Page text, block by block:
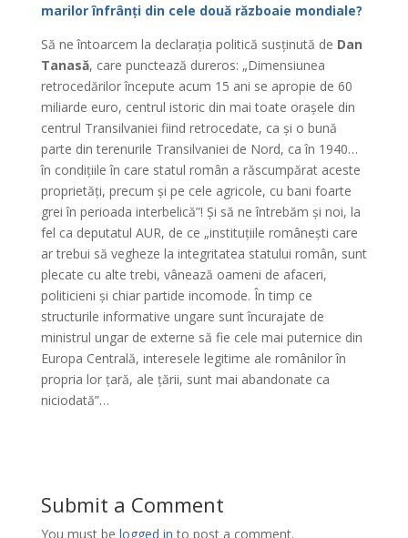
marilor înfrânți din cele două războaie mondiale?
Să ne întoarcem la declarația politică susținută de Dan
Tanasă, care punctează dureros: „Dimensiunea
retrocedărilor începute acum 15 ani se apropie de 60
miliarde euro, centrul istoric din mai toate orașele din
centrul Transilvaniei fiind retrocedate, ca și o bună
parte din terenurile Transilvaniei de Nord, ca în 1940…
în condițiile în care statul român a răscumpărat aceste
proprietăți, precum și pe cele agricole, cu bani foarte
grei în perioada interbelică”! Și să ne întrebăm și noi, la
fel ca deputatul AUR, de ce „instituțiile românești care
ar trebui să vegheze la integritatea statului român, sunt
plecate cu alte trebi, vânează oameni de afaceri,
politicieni și chiar partide incomode. În timp ce
structurile informative ungare sunt încurajate de
ministrul ungar de externe să fie cele mai puternice din
Europa Centrală, interesele legitime ale românilor în
propria lor țară, ale țării, sunt mai abandonate ca
niciodată”…
Submit a Comment
You must be logged in to post a comment.